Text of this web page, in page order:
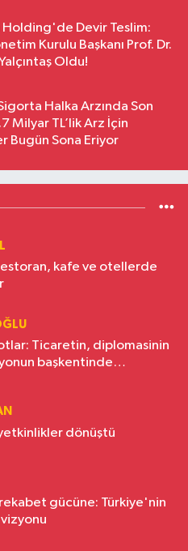
Holding'de Devir Teslim:
Kurulu Başkanı Prof. Dr.
Oldu!
Halka Arzında Son
Milyar TL’lik Arz İçin
Bugün Sona Eriyor
kafe ve otellerde
Ticaretin, diplomasinin
başkentinde
dönüştü
gücüne: Türkiye'nin